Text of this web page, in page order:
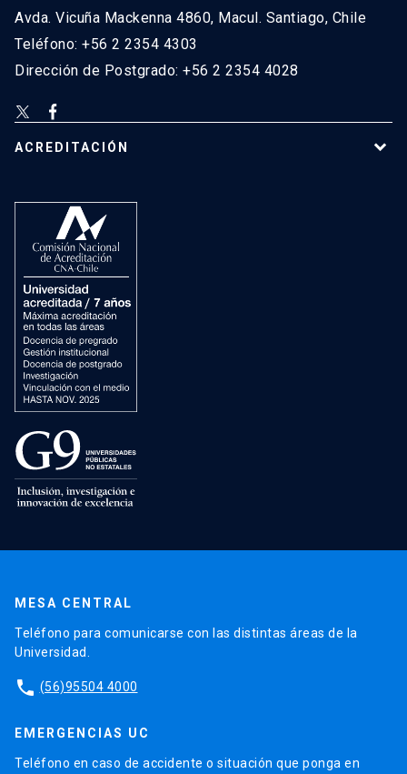
Avda. Vicuña Mackenna 4860, Macul. Santiago, Chile
Teléfono: +56 2 2354 4303
Dirección de Postgrado: +56 2 2354 4028
ACREDITACIÓN
MESA CENTRAL
Teléfono para comunicarse con las distintas áreas de la
Universidad.
phone (56)95504 4000
EMERGENCIAS UC
Teléfono en caso de accidente o situación que ponga en